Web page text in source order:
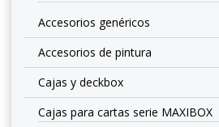
Accesorios genéricos
Accesorios de pintura
Cajas y deckbox
Cajas para cartas serie MAXIBOX